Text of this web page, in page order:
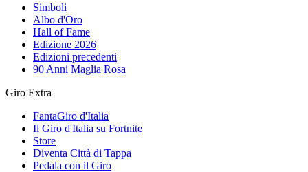
Simboli
Albo d'Oro
Hall of Fame
Edizione 2026
Edizioni precedenti
90 Anni Maglia Rosa
Giro Extra
FantaGiro d'Italia
Il Giro d'Italia su Fortnite
Store
Diventa Città di Tappa
Pedala con il Giro